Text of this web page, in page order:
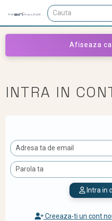
Afiseaza
INTRA IN
Intra in
Creeaza-ti un cont